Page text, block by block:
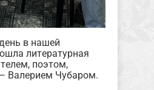
в нашей
литературная
поэтом,
Валерием Чубаром.